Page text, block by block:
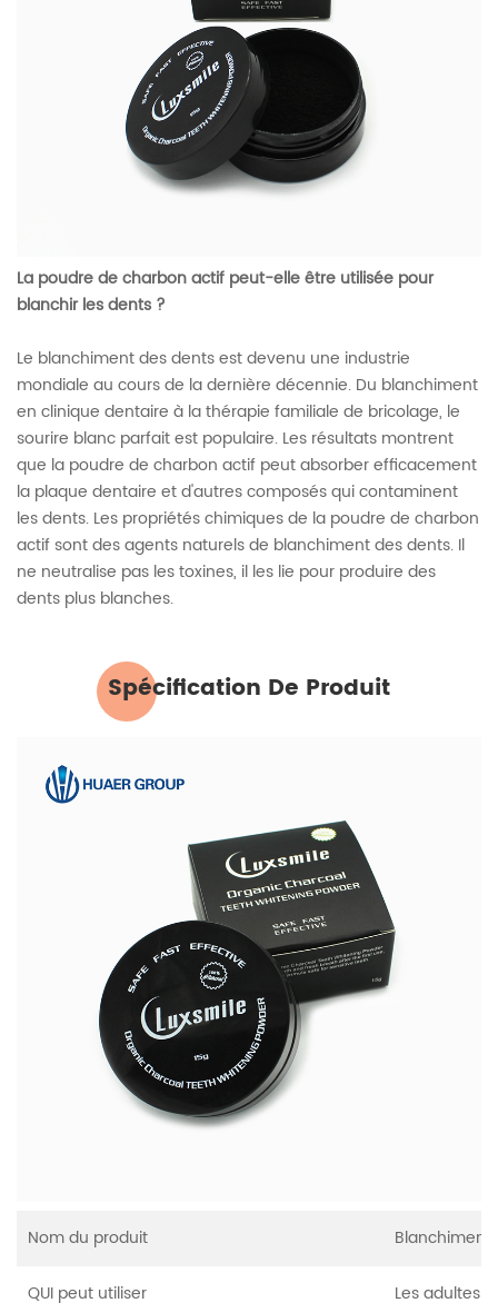
La poudre de charbon actif peut-elle être utilisée pour
blanchir les dents ?
Le blanchiment des dents est devenu une industrie
mondiale au cours de la dernière décennie. Du blanchiment
en clinique dentaire à la thérapie familiale de bricolage, le
sourire blanc parfait est populaire. Les résultats montrent
que la poudre de charbon actif peut absorber efficacement
la plaque dentaire et d'autres composés qui contaminent
les dents. Les propriétés chimiques de la poudre de charbon
actif sont des agents naturels de blanchiment des dents. Il
ne neutralise pas les toxines, il les lie pour produire des
dents plus blanches.
Spécification De Produit
Nom du produit Blanchiment
QUI peut utiliser Les adultes